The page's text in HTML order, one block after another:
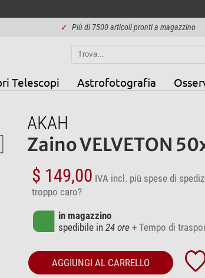
✓ Più di 7500 articoli pronti a magazzino
Telescopi Astrofotografia
AKAH
Zaino VELVETON
$ 149,00 IVA incl. più spese di
troppo caro?
in magazzino
spedibile in 24 ore + Tempo di
AGGIUNGI AL CARRELLO